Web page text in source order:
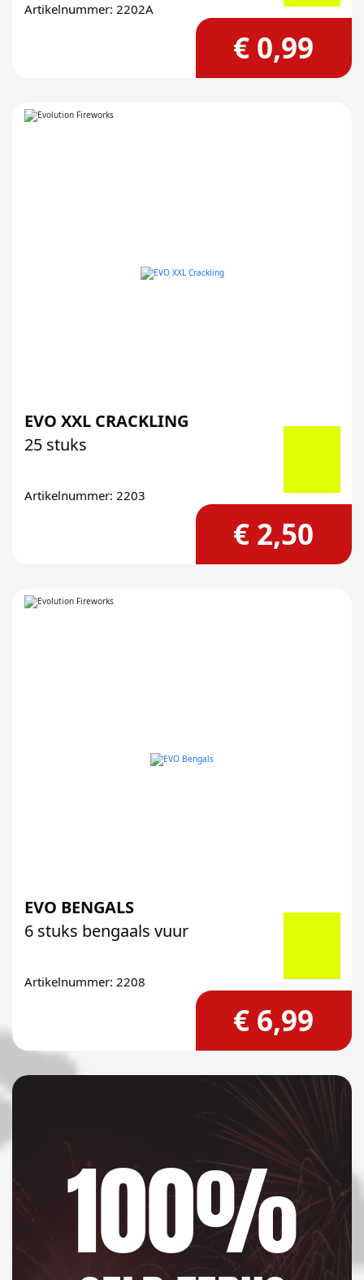
Artikelnummer: 2202A
€ 0,99
EVO XXL CRACKLING
25 stuks
Artikelnummer: 2203
€ 2,50
EVO BENGALS
6 stuks bengaals vuur
Artikelnummer: 2208
€ 6,99
100%